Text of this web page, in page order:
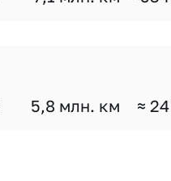
5,8 млн. км ≈